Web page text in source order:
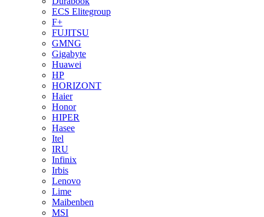
ECS Elitegroup
F+
FUJITSU
GMNG
Gigabyte
Huawei
HP
HORIZONT
Haier
Honor
HIPER
Hasee
Itel
IRU
Infinix
Irbis
Lenovo
Lime
Maibenben
MSI